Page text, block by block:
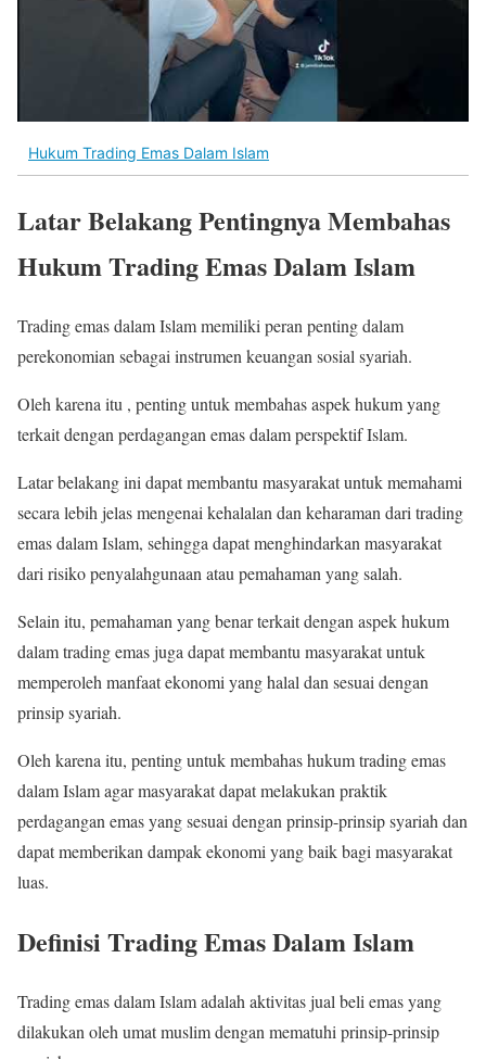
Hukum Trading Emas Dalam Islam
Latar Belakang Pentingnya Membahas
Hukum Trading Emas Dalam Islam
Trading emas dalam Islam memiliki peran penting dalam
perekonomian sebagai instrumen keuangan sosial syariah.
Oleh karena itu , penting untuk membahas aspek hukum yang
terkait dengan perdagangan emas dalam perspektif Islam.
Latar belakang ini dapat membantu masyarakat untuk memahami
secara lebih jelas mengenai kehalalan dan keharaman dari trading
emas dalam Islam, sehingga dapat menghindarkan masyarakat
dari risiko penyalahgunaan atau pemahaman yang salah.
Selain itu, pemahaman yang benar terkait dengan aspek hukum
dalam trading emas juga dapat membantu masyarakat untuk
memperoleh manfaat ekonomi yang halal dan sesuai dengan
prinsip syariah.
Oleh karena itu, penting untuk membahas hukum trading emas
dalam Islam agar masyarakat dapat melakukan praktik
perdagangan emas yang sesuai dengan prinsip-prinsip syariah dan
dapat memberikan dampak ekonomi yang baik bagi masyarakat
luas.
Definisi Trading Emas Dalam Islam
Trading emas dalam Islam adalah aktivitas jual beli emas yang
dilakukan oleh umat muslim dengan mematuhi prinsip-prinsip